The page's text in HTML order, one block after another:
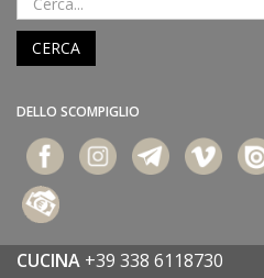
CERCA
DELLO SCOMPIGLIO
CUCINA +39 338 6118730